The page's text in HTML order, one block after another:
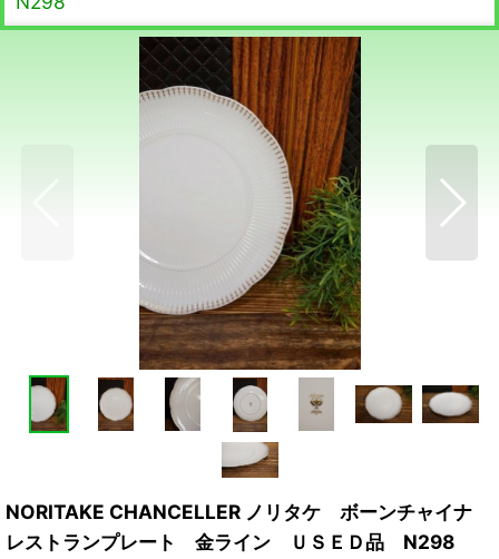
NORITAKE CHANCELLER ノリタケ ボーンチャイナ
レストランプレート 金ライン ＵＳＥＤ品 N298